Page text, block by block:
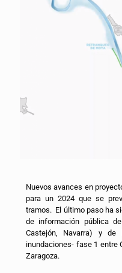
Nuevos avances en
para un 2024 que se
tramos. El último paso ha
de información pública
Castejón, Navarra) y
inundaciones- fase 1 entre
Zaragoza.